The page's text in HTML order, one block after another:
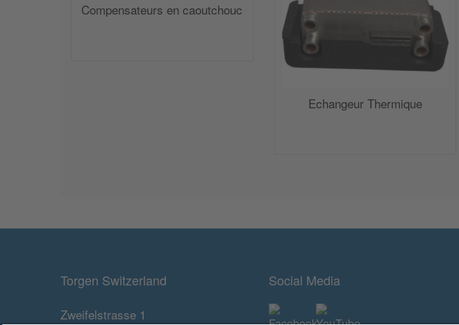
Compensateurs en caoutchouc
Echangeur Thermique
Torgen Switzerland
Zweifelstrasse 1
Social Media